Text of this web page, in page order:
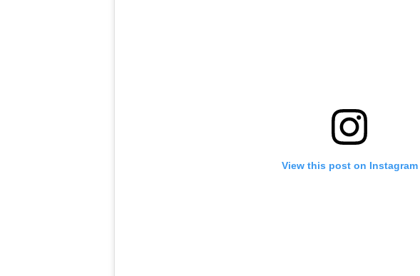
View this post on Instagram